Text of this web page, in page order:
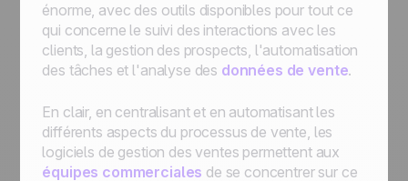
énorme, avec des outils disponibles pour tout ce
qui concerne le suivi des interactions avec les
clients, la gestion des prospects, l'automatisation
des tâches et l'analyse des données de vente.
En clair, en centralisant et en automatisant les
différents aspects du processus de vente, les
logiciels de gestion des ventes permettent aux
équipes commerciales de se concentrer sur ce